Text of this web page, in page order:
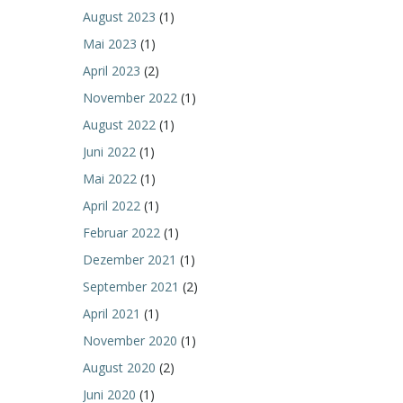
August 2023 (1)
Mai 2023 (1)
April 2023 (2)
November 2022 (1)
August 2022 (1)
Juni 2022 (1)
Mai 2022 (1)
April 2022 (1)
Februar 2022 (1)
Dezember 2021 (1)
September 2021 (2)
April 2021 (1)
November 2020 (1)
August 2020 (2)
Juni 2020 (1)